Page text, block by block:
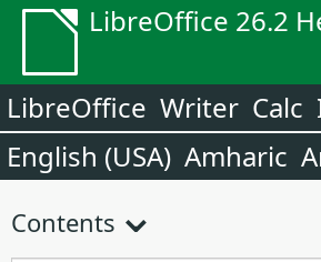
LibreOffice 26.2
LibreOffice Writer Calc
English (USA) Amharic
Contents